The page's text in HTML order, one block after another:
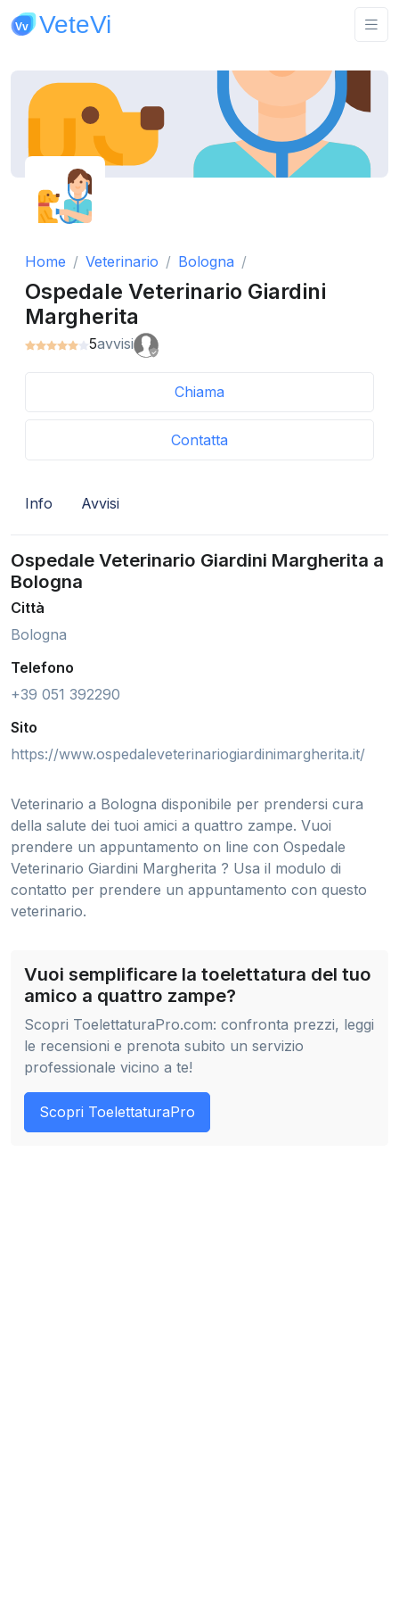
Home Veterinario Bologna
Ospedale Veterinario Giardini
Margherita
5avvisi
Chiama
Contatta
Info Avvisi
Ospedale Veterinario Giardini Margherita a
Bologna
Città
Bologna
Telefono
+39 051 392290
Sito
https://www.ospedaleveterinariogiardinimargherita.it/
Veterinario a Bologna disponibile per prendersi cura
della salute dei tuoi amici a quattro zampe. Vuoi
prendere un appuntamento on line con Ospedale
Veterinario Giardini Margherita ? Usa il modulo di
contatto per prendere un appuntamento con questo
veterinario.
Vuoi semplificare la toelettatura del tuo
amico a quattro zampe?
Scopri ToelettaturaPro.com: confronta prezzi, leggi
le recensioni e prenota subito un servizio
professionale vicino a te!
Scopri ToelettaturaPro